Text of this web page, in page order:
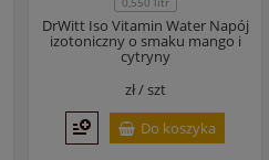
DrWitt Iso Vitamin Water Napój
izotoniczny o smaku mango i
cytryny
zł /szt
Do koszyka